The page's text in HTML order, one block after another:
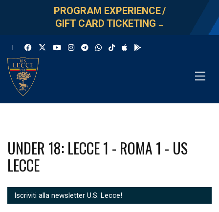
PROGRAM EXPERIENCE/
GIFT CARD TICKETING →
UNDER 18: LECCE 1 - ROMA 1 - US
LECCE
Iscriviti alla newsletter U.S. Lecce!